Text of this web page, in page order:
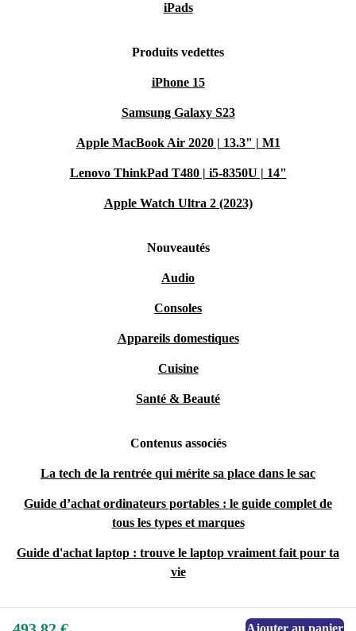
iPads
Produits vedettes
iPhone 15
Samsung Galaxy S23
Apple MacBook Air 2020 | 13.3" | M1
Lenovo ThinkPad T480 | i5-8350U | 14"
Apple Watch Ultra 2 (2023)
Nouveautés
Audio
Consoles
Appareils domestiques
Cuisine
Santé & Beauté
Contenus associés
La tech de la rentrée qui mérite sa place dans le sac
Guide d’achat ordinateurs portables : le guide complet de
tous les types et marques
Guide d'achat laptop : trouve le laptop vraiment fait pour ta
vie